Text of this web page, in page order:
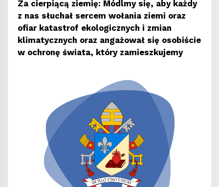
Za cierpiącą ziemię: Módlmy się, aby każdy
z nas słuchał sercem wołania ziemi oraz
ofiar katastrof ekologicznych i zmian
klimatycznych oraz angażował się osobiście
w ochronę świata, który zamieszkujemy